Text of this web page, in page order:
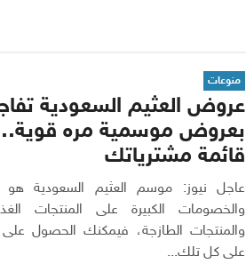
منوعات
عروض العثيم السعودية
بعروض موسمية مره
قائمة مشترياتك
عاجل نيوز: موسم العثيم السعودية هو
والخصومات الكبيرة على المنتجات
والمنتجات الطازجة، فيمكنك الحصول
على كل تلك...